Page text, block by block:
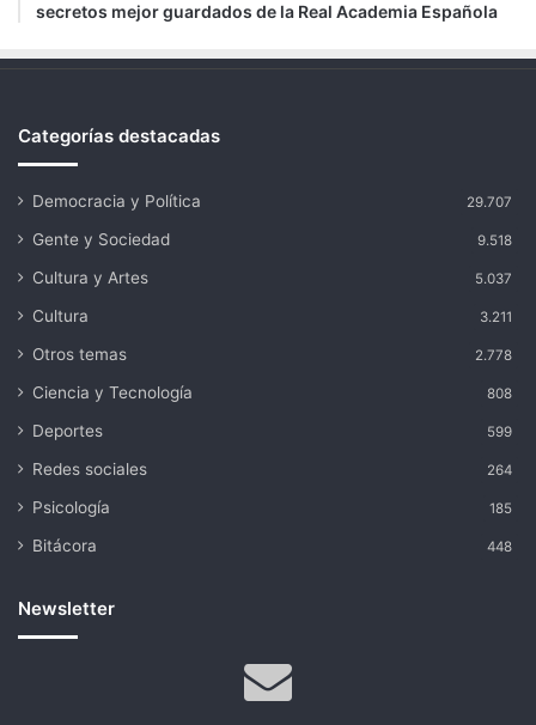
secretos mejor guardados de la Real Academia Española
Categorías destacadas
Democracia y Política 29.707
Gente y Sociedad 9.518
Cultura y Artes 5.037
Cultura 3.211
Otros temas 2.778
Ciencia y Tecnología 808
Deportes 599
Redes sociales 264
Psicología 185
Bitácora 448
Newsletter